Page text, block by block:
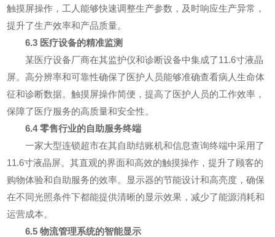
触摸屏操作，工人能够快速调整生产参数，及时响应生产异常，
提升了生产效率和产品质量。
6.3 医疗设备的精准监测
某医疗设备厂商在其监护仪和诊断设备中集成了11.6寸液晶
屏。高分辨率和可靠性确保了医护人员能够准确查看病人生命体
征和诊断数据。触摸屏操作简便，提高了医护人员的工作效率，
保障了医疗服务的高质量和安全性。
6.4 零售行业的自助服务终端
一家大型连锁超市在其自助结账机和信息查询终端中采用了
11.6寸液晶屏。其直观的界面和高效的触摸操作，提升了顾客的
购物体验和自助服务的效率。显示器的节能设计和高亮度，确保
在不同光照条件下都能提供清晰的显示效果，减少了能源消耗和
运营成本。
6.5 物流管理系统的智能显示